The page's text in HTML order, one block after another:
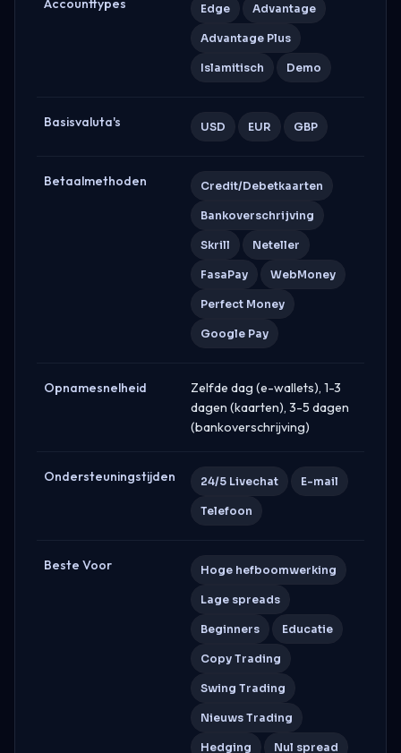
Edge Advantage
Advantage Plus
Islamitisch Demo
Basisvaluta's USD EUR GBP
Betaalmethoden Credit/Debetkaarten
Bankoverschrijving
Skrill Neteller
FasaPay WebMoney
Perfect Money
Google Pay
Opnamesnelheid
Zelfde dag (e-wallets), 1-3
dagen (kaarten), 3-5 dagen
(bankoverschrijving)
Ondersteuningstijden 24/5 Livechat E-mail
Telefoon
Beste Voor Hoge hefboomwerking
Lage spreads
Beginners Educatie
Copy Trading
Swing Trading
Nieuws Trading
Hedging Nul spread